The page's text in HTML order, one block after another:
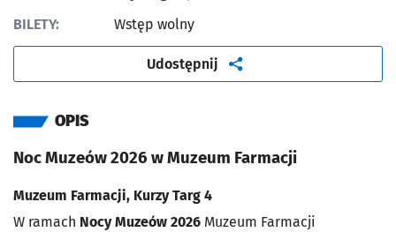
BILETY:
Wstęp wolny
Udostępnij artykuł
OPIS
Noc Muzeów 2026 w Muzeum Farmacji
Muzeum Farmacji, Kurzy Targ 4
W ramach Nocy Muzeów 2026 Muzeum Farmacji